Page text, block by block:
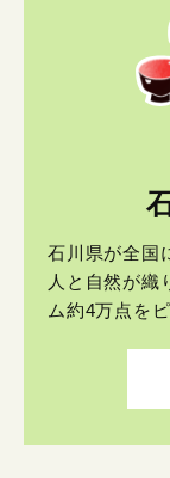
石川県が全国
人と自然が織
ム約4万点を